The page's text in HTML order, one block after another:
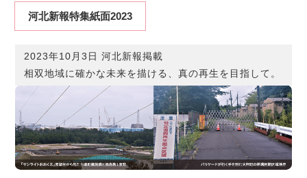
河北新報特集紙面2023
2023年10月3日 河北新報掲載
相双地域に確かな未来を描ける、真の再生を目指して。